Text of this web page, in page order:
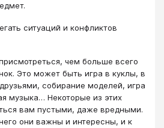
ситуаций и конфликтов
чем больше всего
Это может быть игра в куклы, в
собирание моделей, игра
музыка… Некоторые из этих
вам пустыми, даже вредными.
они важны и интересны, и к